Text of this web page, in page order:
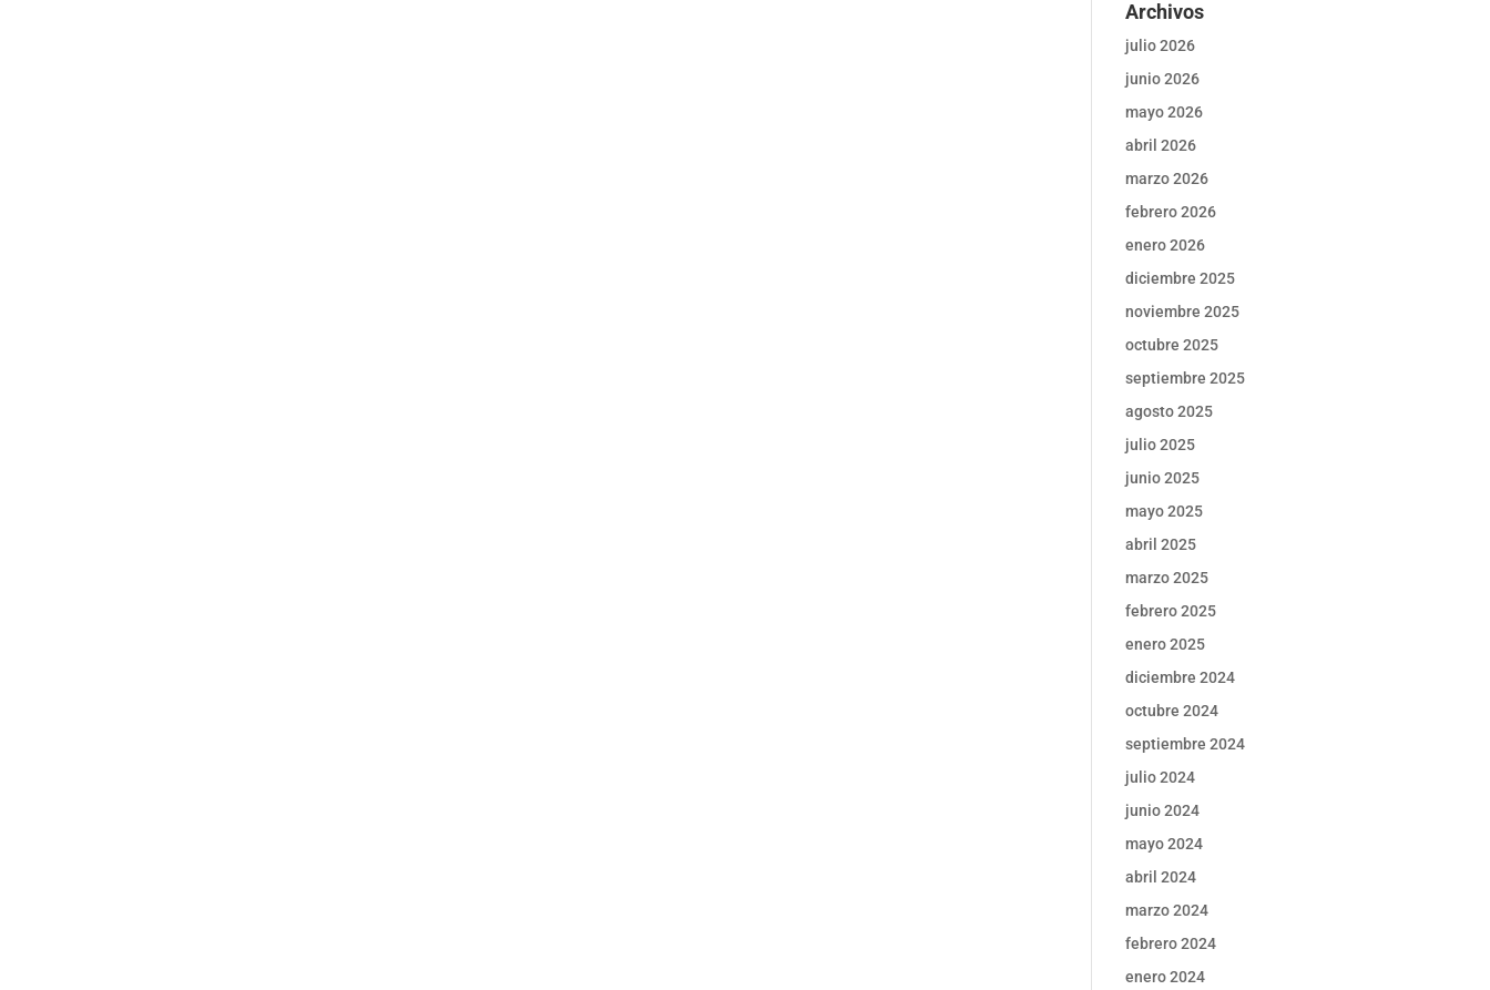
Archivos
julio 2026
junio 2026
mayo 2026
abril 2026
marzo 2026
febrero 2026
enero 2026
diciembre 2025
noviembre 2025
octubre 2025
septiembre 2025
agosto 2025
julio 2025
junio 2025
mayo 2025
abril 2025
marzo 2025
febrero 2025
enero 2025
diciembre 2024
octubre 2024
septiembre 2024
julio 2024
junio 2024
mayo 2024
abril 2024
marzo 2024
febrero 2024
enero 2024